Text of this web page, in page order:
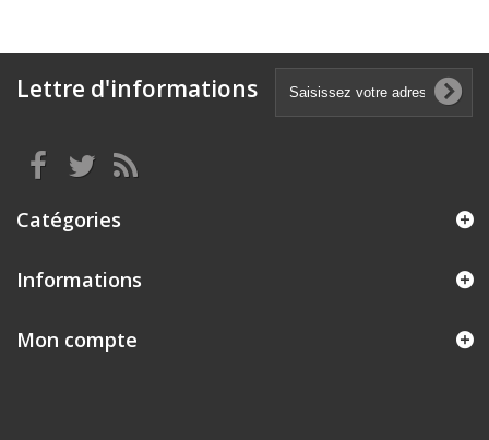
Lettre d'informations
Catégories
Informations
Mon compte